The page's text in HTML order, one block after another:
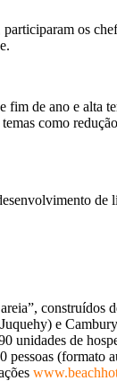
os
fim de ano e alta
como
de
construídos
e
unidades de
pessoas (formato